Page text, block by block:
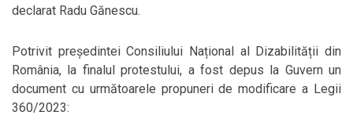
declarat Radu Gănescu.
Potrivit președintei Consiliului Național al Dizabilității din
România, la finalul protestului, a fost depus la Guvern un
document cu următoarele propuneri de modificare a Legii
360/2023: